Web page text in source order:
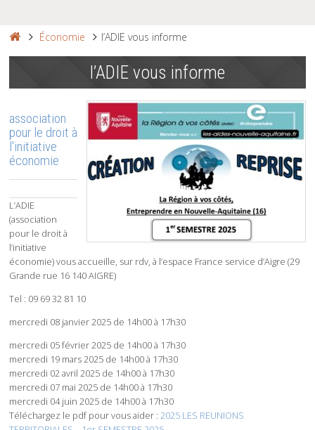
Économie l’ADIE vous informe
l’ADIE vous informe
association
pour le droit à
l'initiative
économie
L’ADIE
(association
pour le droit à
l’initiative
économie) vous accueille, sur rdv, à l’espace France service d’Aigre (29
Grande rue 16 140 AIGRE)
Tel : 09 69 32 81 10
mercredi 08 janvier 2025 de 14h00 à 17h30
mercredi 05 février 2025 de 14h00 à 17h30
mercredi 19 mars 2025 de 14h00 à 17h30
mercredi 02 avril 2025 de 14h00 à 17h30
mercredi 07 mai 2025 de 14h00 à 17h30
mercredi 04 juin 2025 de 14h00 à 17h30
Téléchargez le pdf pour vous aider : 2025 LES REUNIONS